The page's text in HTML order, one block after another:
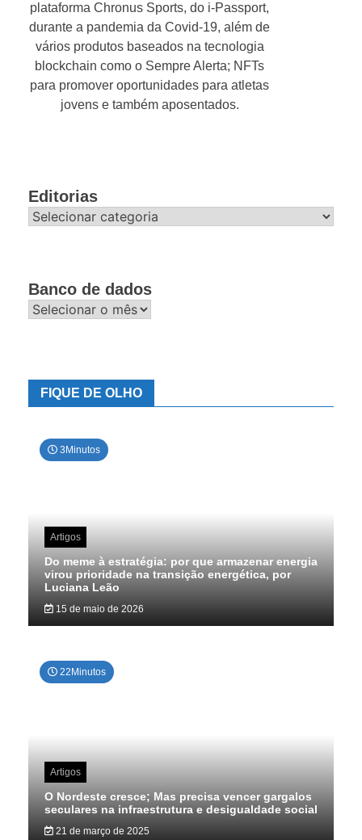
plataforma Chronus Sports, do i-Passport,
durante a pandemia da Covid-19, além de
vários produtos baseados na tecnologia
blockchain como o Sempre Alerta; NFTs
para promover oportunidades para atletas
jovens e também aposentados.
Editorias
Editorias
Banco de dados
Banco
FIQUE DE OLHO
3Minutos
Artigos
Do meme à estratégia: por que armazenar energia
virou prioridade na transição energética, por
Luciana Leão
15 de maio de 2026
22Minutos
Artigos
O Nordeste cresce; Mas precisa vencer gargalos
seculares na infraestrutura e desigualdade social
21 de março de 2025